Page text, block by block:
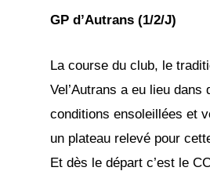
GP d’Autrans (1/2/J)
La course du club, le
Vel’Autrans a eu lieu dans
conditions ensoleillées et
un plateau relevé pour
Et dès le départ c’est le